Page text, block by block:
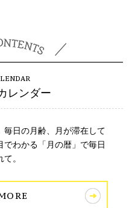
レンダー
毎日の月齢、月が滞在して
でわかる「月の暦」で毎日
。